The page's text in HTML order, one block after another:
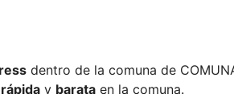
dentro de la comuna de
rápida y barata en la comuna.